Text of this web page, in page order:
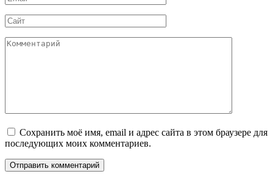
*
Сайт
Комментарий
Сохранить моё имя, email и адрес сайта в этом браузере для
последующих моих комментариев.